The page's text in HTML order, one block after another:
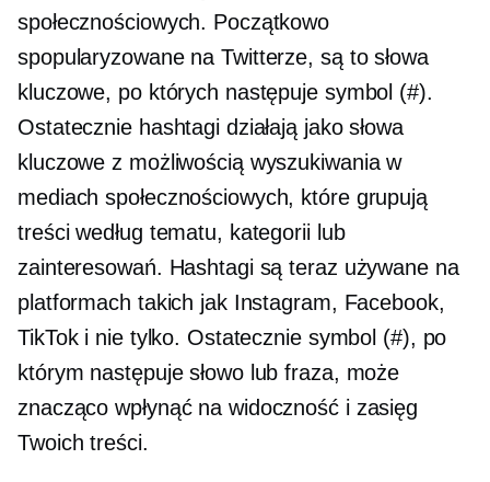
społecznościowych. Początkowo
spopularyzowane na Twitterze, są to słowa
kluczowe, po których następuje symbol (#).
Ostatecznie hashtagi działają jako słowa
kluczowe z możliwością wyszukiwania w
mediach społecznościowych, które grupują
treści według tematu, kategorii lub
zainteresowań. Hashtagi są teraz używane na
platformach takich jak Instagram, Facebook,
TikTok i nie tylko. Ostatecznie symbol (#), po
którym następuje słowo lub fraza, może
znacząco wpłynąć na widoczność i zasięg
Twoich treści.